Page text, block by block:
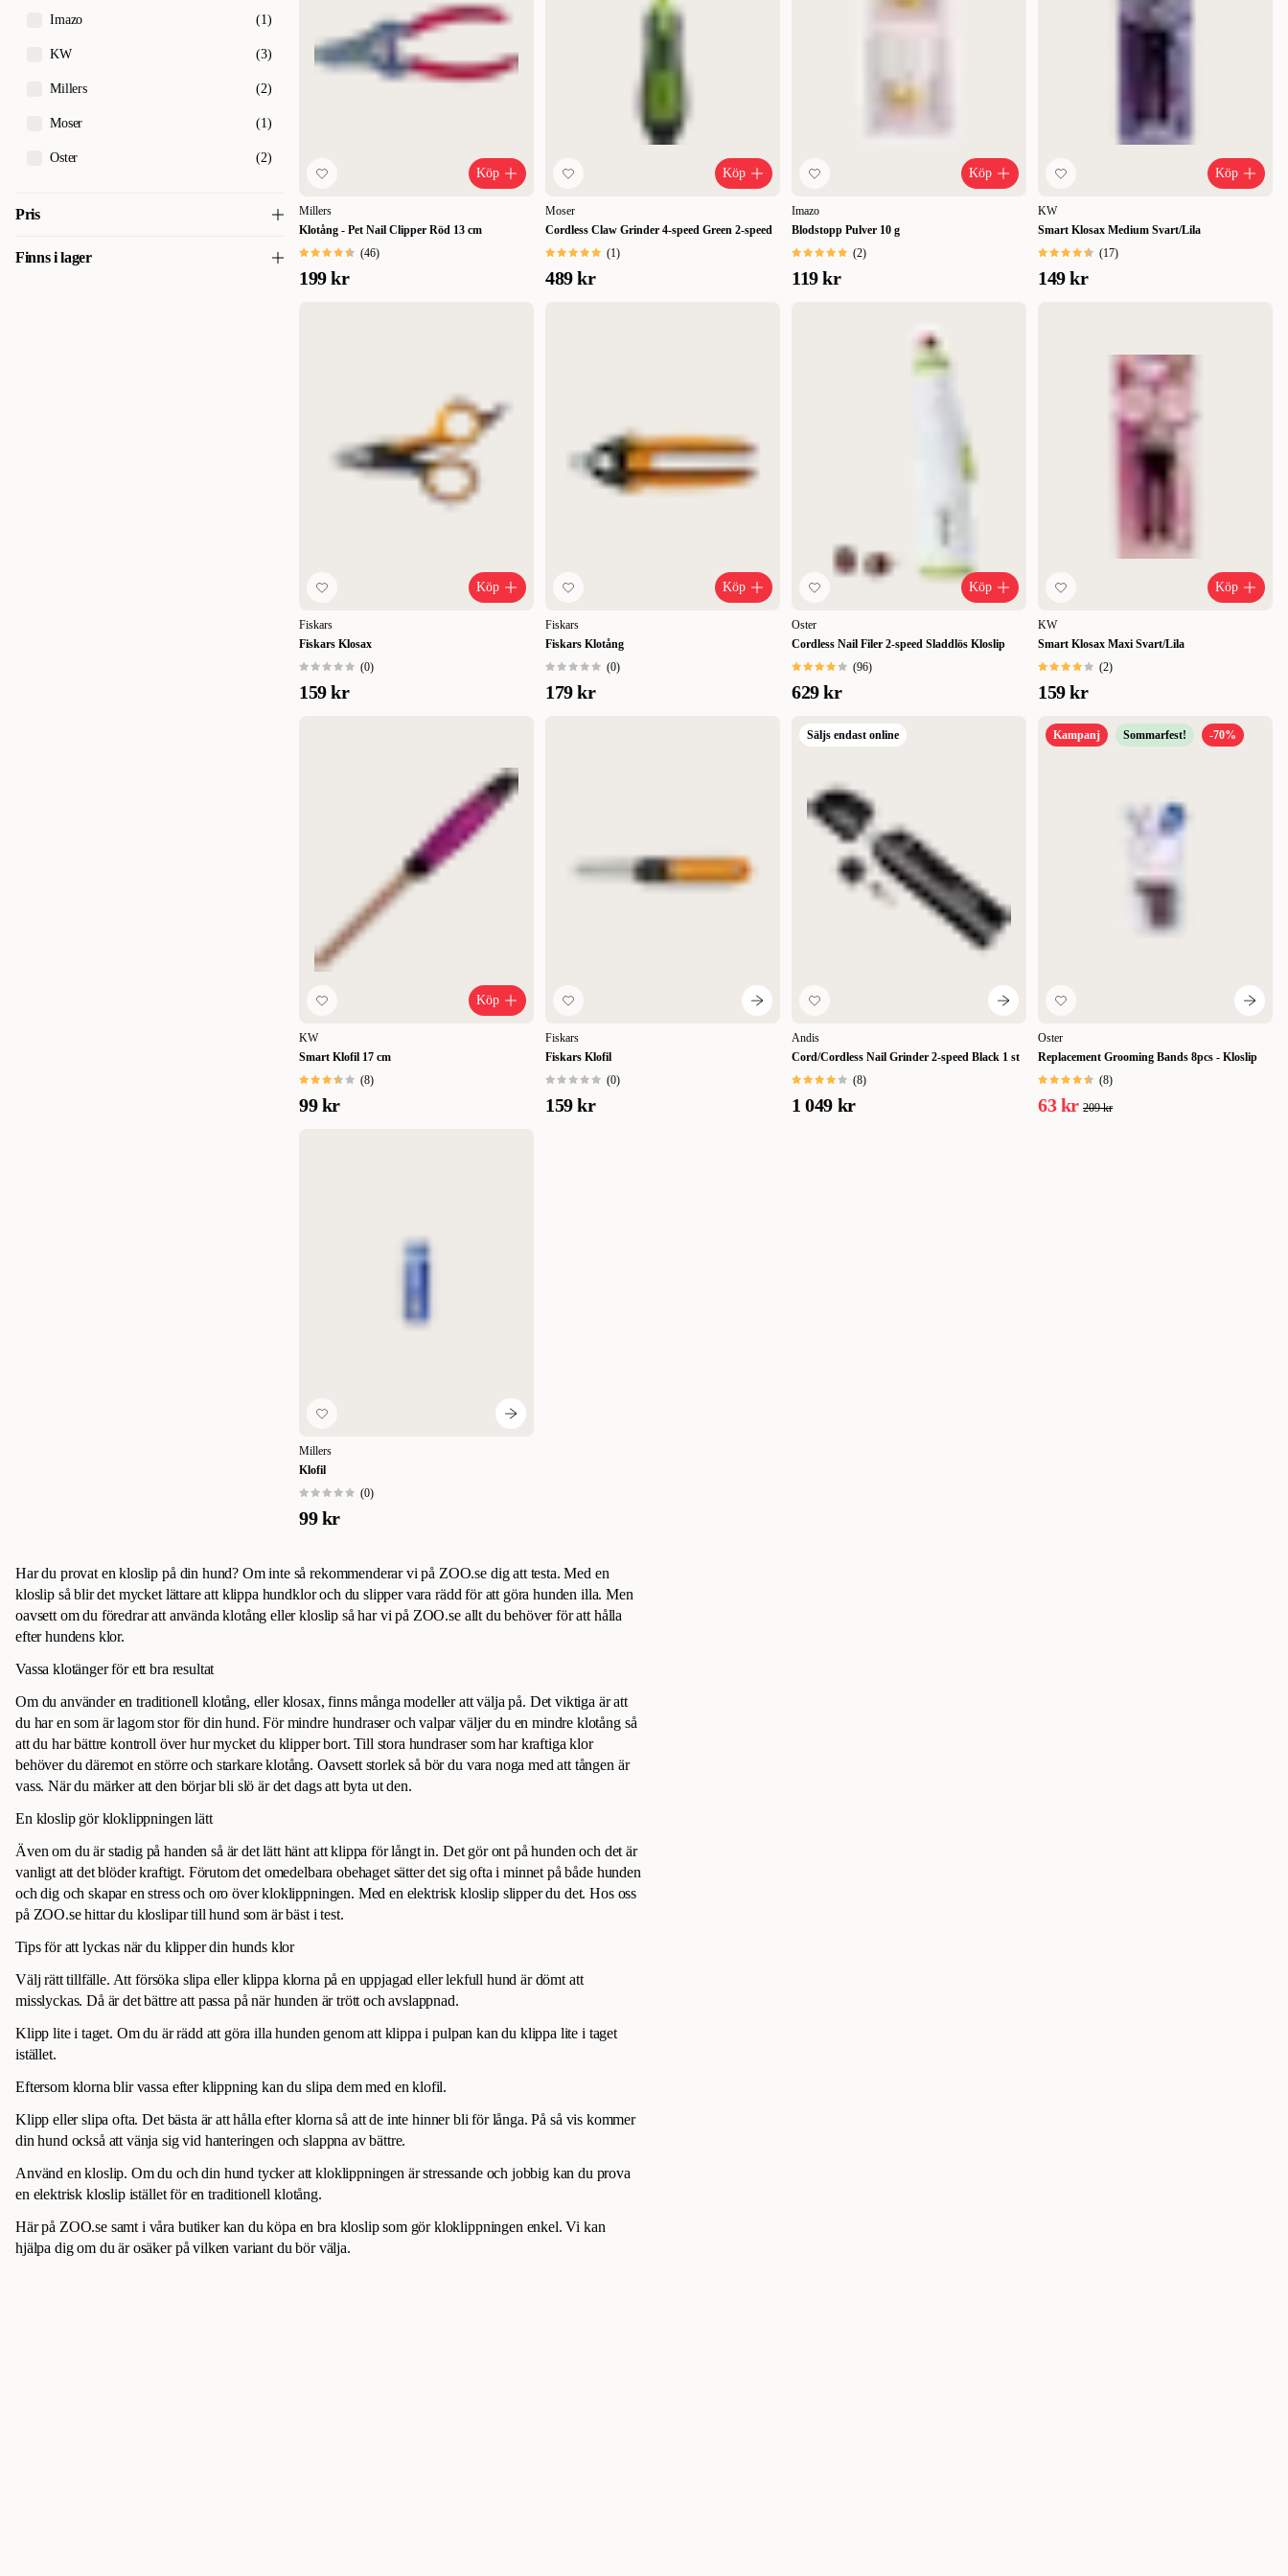
Imazo (1)
KW (3)
Millers (2)
Moser (1)
Oster (2)
Pris
63
Finns i lager
Köp
Millers
Klotång - Pet Nail Clipper Röd 13 cm
(46)
199 kr
Köp
Moser
Cordless Claw Grinder 4-speed Green 2-speed
(1)
489 kr
Köp
Imazo
Blodstopp Pulver 10 g
(2)
119 kr
Köp
KW
Smart Klosax Medium Svart/Lila
(17)
149 kr
Köp
Fiskars
Fiskars Klosax
(0)
159 kr
Köp
Fiskars
Fiskars Klotång
(0)
179 kr
Köp
Oster
Cordless Nail Filer 2-speed Sladdlös Kloslip
(96)
629 kr
Köp
KW
Smart Klosax Maxi Svart/Lila
(2)
159 kr
Köp
KW
Smart Klofil 17 cm
(8)
99 kr
Fiskars
Fiskars Klofil
(0)
159 kr
Säljs endast online
Andis
Cord/Cordless Nail Grinder 2-speed Black 1 st
(8)
1 049 kr
Kampanj Sommarfest! -70%
Oster
Replacement Grooming Bands 8pcs - Kloslip
(8)
63 kr 209 kr
Millers
Klofil
(0)
99 kr
Har du provat en kloslip på din hund? Om inte så rekommenderar vi på ZOO.se dig att testa. Med en
kloslip så blir det mycket lättare att klippa hundklor och du slipper vara rädd för att göra hunden illa. Men
oavsett om du föredrar att använda klotång eller kloslip så har vi på ZOO.se allt du behöver för att hålla
efter hundens klor.
Vassa klotänger för ett bra resultat
Om du använder en traditionell klotång, eller klosax, finns många modeller att välja på. Det viktiga är att
du har en som är lagom stor för din hund. För mindre hundraser och valpar väljer du en mindre klotång så
att du har bättre kontroll över hur mycket du klipper bort. Till stora hundraser som har kraftiga klor
behöver du däremot en större och starkare klotång. Oavsett storlek så bör du vara noga med att tången är
vass. När du märker att den börjar bli slö är det dags att byta ut den.
En kloslip gör kloklippningen lätt
Även om du är stadig på handen så är det lätt hänt att klippa för långt in. Det gör ont på hunden och det är
vanligt att det blöder kraftigt. Förutom det omedelbara obehaget sätter det sig ofta i minnet på både hunden
och dig och skapar en stress och oro över kloklippningen. Med en elektrisk kloslip slipper du det. Hos oss
på ZOO.se hittar du kloslipar till hund som är bäst i test.
Tips för att lyckas när du klipper din hunds klor
Välj rätt tillfälle. Att försöka slipa eller klippa klorna på en uppjagad eller lekfull hund är dömt att
misslyckas. Då är det bättre att passa på när hunden är trött och avslappnad.
Klipp lite i taget. Om du är rädd att göra illa hunden genom att klippa i pulpan kan du klippa lite i taget
istället.
Eftersom klorna blir vassa efter klippning kan du slipa dem med en klofil.
Klipp eller slipa ofta. Det bästa är att hålla efter klorna så att de inte hinner bli för långa. På så vis kommer
din hund också att vänja sig vid hanteringen och slappna av bättre.
Använd en kloslip. Om du och din hund tycker att kloklippningen är stressande och jobbig kan du prova
en elektrisk kloslip istället för en traditionell klotång.
Här på ZOO.se samt i våra butiker kan du köpa en bra kloslip som gör kloklippningen enkel. Vi kan
hjälpa dig om du är osäker på vilken variant du bör välja.